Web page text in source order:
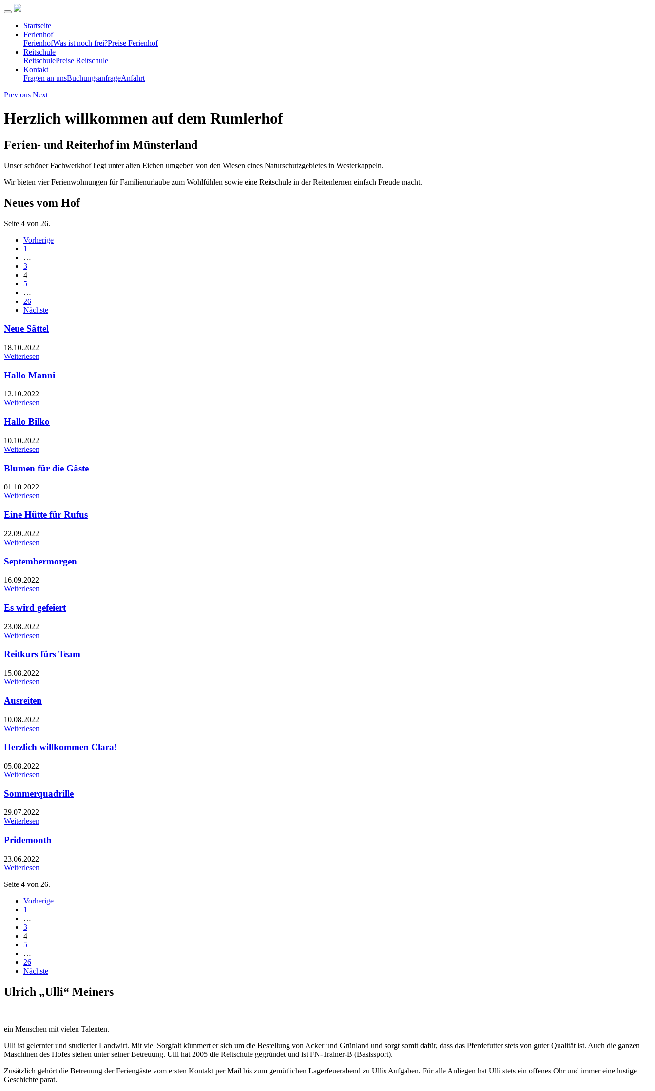
Startseite
Ferienhof
FerienhofWas ist noch frei?Preise Ferienhof
Reitschule
ReitschulePreise Reitschule
Kontakt
Fragen an unsBuchungsanfrageAnfahrt
Previous Next
Herzlich willkommen auf dem Rumlerhof
Ferien- und Reiterhof im Münsterland
Unser schöner Fachwerkhof liegt unter alten Eichen umgeben von den Wiesen eines Naturschutzgebietes in Westerkappeln.
Wir bieten vier Ferienwohnungen für Familienurlaube zum Wohlfühlen sowie eine Reitschule in der Reitenlernen einfach Freude macht.
Neues vom Hof
Seite 4 von 26.
Vorherige
1
…
3
4
5
…
26
Nächste
Neue Sättel
18.10.2022
Weiterlesen
Hallo Manni
12.10.2022
Weiterlesen
Hallo Bilko
10.10.2022
Weiterlesen
Blumen für die Gäste
01.10.2022
Weiterlesen
Eine Hütte für Rufus
22.09.2022
Weiterlesen
Septembermorgen
16.09.2022
Weiterlesen
Es wird gefeiert
23.08.2022
Weiterlesen
Reitkurs fürs Team
15.08.2022
Weiterlesen
Ausreiten
10.08.2022
Weiterlesen
Herzlich willkommen Clara!
05.08.2022
Weiterlesen
Sommerquadrille
29.07.2022
Weiterlesen
Pridemonth
23.06.2022
Weiterlesen
Seite 4 von 26.
Vorherige
1
…
3
4
5
…
26
Nächste
Ulrich „Ulli“ Meiners
ein Menschen mit vielen Talenten.
Ulli ist gelernter und studierter Landwirt. Mit viel Sorgfalt kümmert er sich um die Bestellung von Acker und Grünland und sorgt somit dafür, dass das Pferdefutter stets von guter Qualität ist. Auch die ganzen
Maschinen des Hofes stehen unter seiner Betreuung. Ulli hat 2005 die Reitschule gegründet und ist FN-Trainer-B (Basissport).
Zusätzlich gehört die Betreuung der Feriengäste vom ersten Kontakt per Mail bis zum gemütlichen Lagerfeuerabend zu Ullis Aufgaben. Für alle Anliegen hat Ulli stets ein offenes Ohr und immer eine lustige
Geschichte parat.